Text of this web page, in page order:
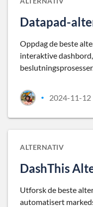
Datapad-
Oppdag de beste
interaktive
• 2024-11-12
ALTERNATIV
DashThis
Utforsk de beste
automatisert